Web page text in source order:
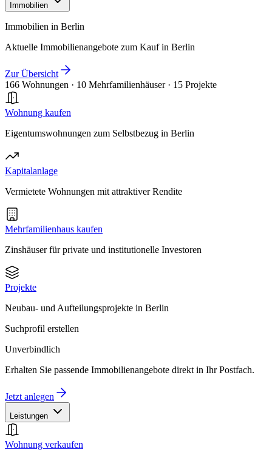
Immobilien
Immobilien in Berlin
Aktuelle Immobilienangebote zum Kauf in Berlin
Zur Übersicht
166 Wohnungen · 10 Mehrfamilienhäuser · 15 Projekte
Wohnung kaufen
Eigentumswohnungen zum Selbstbezug in Berlin
Kapitalanlage
Vermietete Wohnungen mit attraktiver Rendite
Mehrfamilienhaus kaufen
Zinshäuser für private und institutionelle Investoren
Projekte
Neubau- und Aufteilungsprojekte in Berlin
Suchprofil erstellen
Unverbindlich
Erhalten Sie passende Immobilienangebote direkt in Ihr Postfach.
Jetzt anlegen
Leistungen
Wohnung verkaufen